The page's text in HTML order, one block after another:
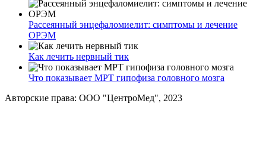
Рассеянный энцефаломиелит: симптомы и лечение
ОРЭМ
Как лечить нервный тик
Что показывает МРТ гипофиза головного мозга
Авторские права: ООО "ЦентроМед", 2023